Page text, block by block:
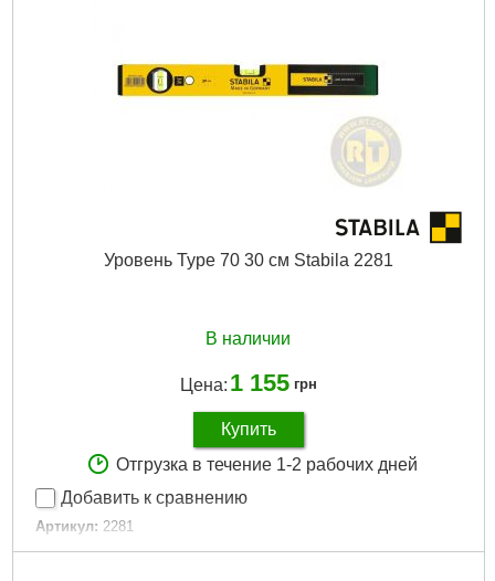
Уровень Type 70 30 см Stabila 2281
В наличии
Цена: 1 155 грн
Купить
Отгрузка в течение 1-2 рабочих дней
Добавить к сравнению
Артикул: 2281
Код товара: 19.22.23